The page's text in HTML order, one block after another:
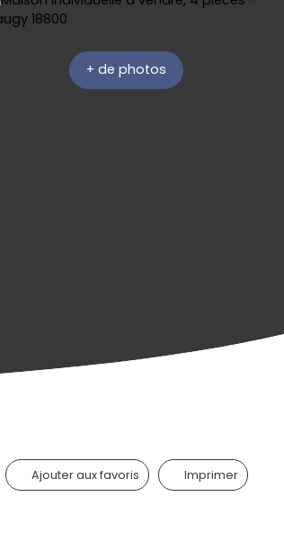
+ de photos
Ajouter aux favoris Imprimer